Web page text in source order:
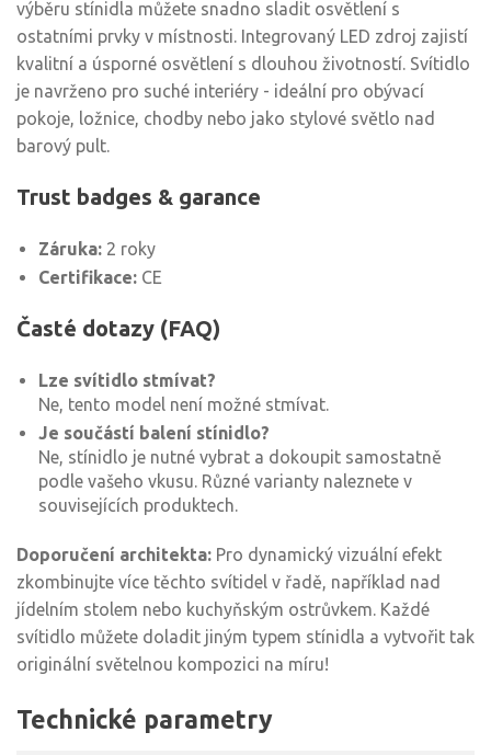
výběru stínidla můžete snadno sladit osvětlení s
ostatními prvky v místnosti. Integrovaný LED zdroj zajistí
kvalitní a úsporné osvětlení s dlouhou životností. Svítidlo
je navrženo pro suché interiéry - ideální pro obývací
pokoje, ložnice, chodby nebo jako stylové světlo nad
barový pult.
Trust badges & garance
Záruka: 2 roky
Certifikace: CE
Časté dotazy (FAQ)
Lze svítidlo stmívat?
Ne, tento model není možné stmívat.
Je součástí balení stínidlo?
Ne, stínidlo je nutné vybrat a dokoupit samostatně
podle vašeho vkusu. Různé varianty naleznete v
souvisejících produktech.
Doporučení architekta: Pro dynamický vizuální efekt
zkombinujte více těchto svítidel v řadě, například nad
jídelním stolem nebo kuchyňským ostrůvkem. Každé
svítidlo můžete doladit jiným typem stínidla a vytvořit tak
originální světelnou kompozici na míru!
Technické parametry